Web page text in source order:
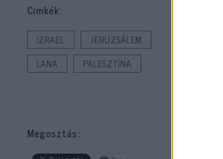
Cimkék:
IZRAEL
JERUZSÁLEM
LANA
PALESZTÍNA
Megosztás: